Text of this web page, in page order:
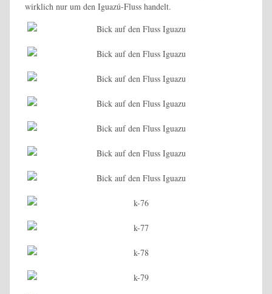
wirklich nur um den Iguazú-Fluss handelt.